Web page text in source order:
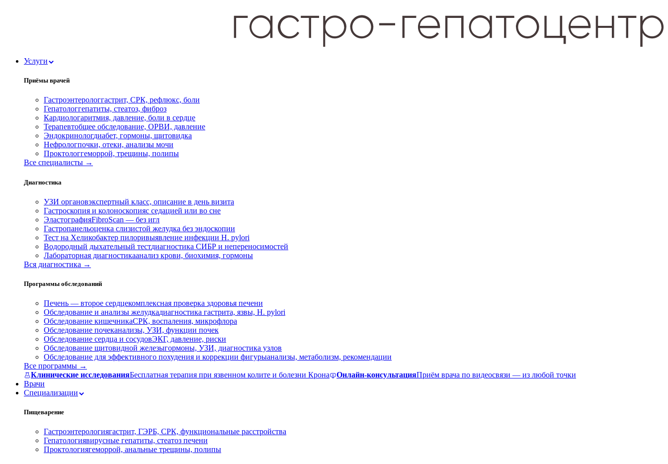
Услуги
Приёмы врачей
Гастроэнтерологгастрит, СРК, рефлюкс, боли
Гепатологгепатиты, стеатоз, фиброз
Кардиологаритмия, давление, боли в сердце
Терапевтобщее обследование, ОРВИ, давление
Эндокринологдиабет, гормоны, щитовидка
Нефрологпочки, отеки, анализы мочи
Проктологгеморрой, трещины, полипы
Все специалисты →
Диагностика
УЗИ органовэкспертный класс, описание в день визита
Гастроскопия и колоноскопияс седацией или во сне
ЭластографияFibroScan — без игл
Гастропанельоценка слизистой желудка без эндоскопии
Тест на Хеликобактер пилоривыявление инфекции H. pylori
Водородный дыхательный тестдиагностика СИБР и непереносимостей
Лабораторная диагностикаанализ крови, биохимия, гормоны
Вся диагностика →
Программы обследований
Печень — второе сердцекомплексная проверка здоровья печени
Обследование и анализы желудкадиагностика гастрита, язвы, H. pylori
Обследование кишечникаСРК, воспаления, микрофлора
Обследование почеканализы, УЗИ, функции почек
Обследование сердца и сосудовЭКГ, давление, риски
Обследование щитовидной железыгормоны, УЗИ, диагностика узлов
Обследование для эффективного похудения и коррекции фигурыанализы, метаболизм, рекомендации
Все программы →
Клинические исследованияБесплатная терапия при язвенном колите и болезни Крона Онлайн-консультацияПриём врача по видеосвязи — из любой точки
Врачи
Специализации
Пищеварение
Гастроэнтерологиягастрит, ГЭРБ, СРК, функциональные расстройства
Гепатологиявирусные гепатиты, стеатоз печени
Проктологиягеморрой, анальные трещины, полипы